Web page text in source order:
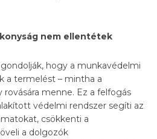
nem ellentétek
hogy a munkavédelmi
a termelést – mintha a
menne. Ez a felfogás
védelmi rendszer segíti az
csökkenti a
a dolgozók